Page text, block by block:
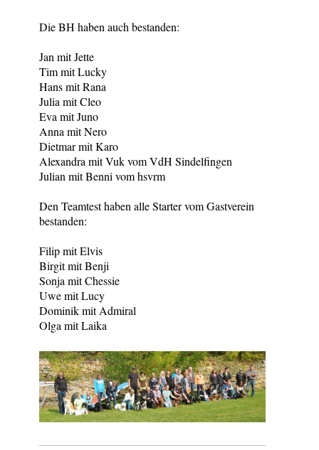
Die BH haben auch bestanden:
Jan mit Jette
Tim mit Lucky
Hans mit Rana
Julia mit Cleo
Eva mit Juno
Anna mit Nero
Dietmar mit Karo
Alexandra mit Vuk vom VdH Sindelfingen
Julian mit Benni vom hsvrm
Den Teamtest haben alle Starter vom Gastverein
bestanden:
Filip mit Elvis
Birgit mit Benji
Sonja mit Chessie
Uwe mit Lucy
Dominik mit Admiral
Olga mit Laika